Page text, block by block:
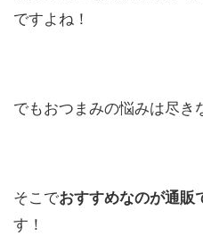
ですよね！
でもおつまみの悩みは尽き
そこでおすすめなのが通販
す！